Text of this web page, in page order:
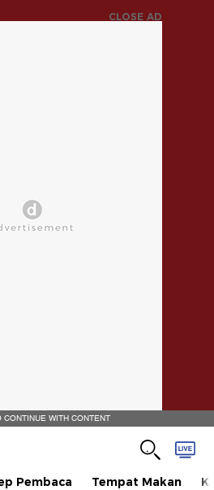
CLOSE AD
CONTINUE WITH CONTENT
Pembaca Tempat Makan